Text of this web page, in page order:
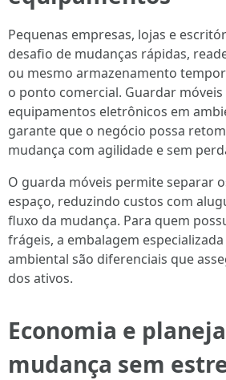
Pequenas empresas, lojas e
desafio de mudanças rápidas,
ou mesmo armazenamento
o ponto comercial. Guardar
equipamentos eletrônicos em
garante que o negócio possa
mudança com agilidade e sem
O guarda móveis permite separar
espaço, reduzindo custos com
fluxo da mudança. Para quem
frágeis, a embalagem
ambiental são diferenciais que
dos ativos.
Economia e
mudança sem